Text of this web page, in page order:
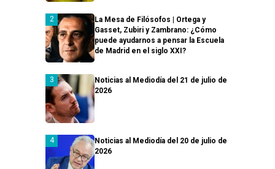
La Mesa de Filósofos | Ortega y
Gasset, Zubiri y Zambrano: ¿Cómo
puede ayudarnos a pensar la Escuela
de Madrid en el siglo XXI?
Noticias al Mediodía del 21 de julio de
2026
Noticias al Mediodía del 20 de julio de
2026